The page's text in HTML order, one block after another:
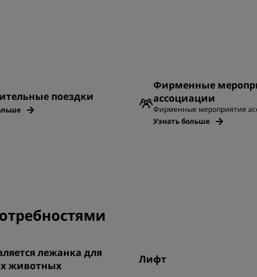
поездки
Фирменные
ассоциации
Фирменные мероприятия
Узнать больше
лежанка для
животных
Лифт